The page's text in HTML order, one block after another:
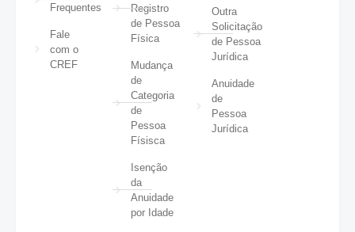
Frequentes
Fale
com o
CREF
Registro
de Pessoa
Física
Mudança
de
Categoria
de
Pessoa
Físisca
Isenção
da
Anuidade
por Idade
Outra
Solicitação
de Pessoa
Jurídica
Anuidade
de
Pessoa
Jurídica